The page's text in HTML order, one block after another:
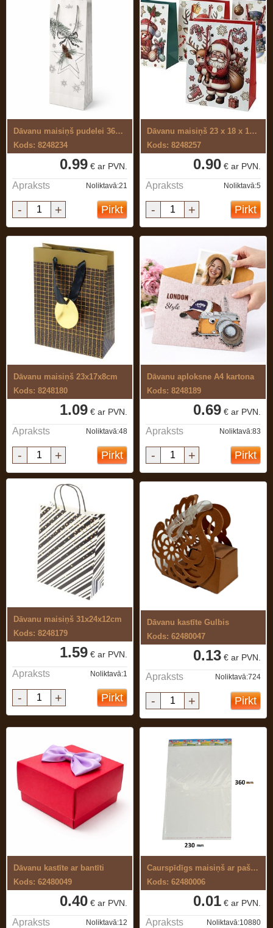
Dāvanu maisiņš pudelei 36x13x8 cm
Kods: 8248234
0.99 € ar PVN.
Apraksts Noliktavā:21
- + Pirkt
Dāvanu maisiņš 23 x 18 x 10 cm
Kods: 8248257
0.90 € ar PVN.
Apraksts Noliktavā:5
- + Pirkt
Dāvanu maisiņš 23x17x8cm
Kods: 8248180
1.09 € ar PVN.
Apraksts Noliktavā:48
- + Pirkt
Dāvanu aploksne A4 kartona
Kods: 8248189
0.69 € ar PVN.
Apraksts Noliktavā:83
- + Pirkt
Dāvanu maisiņš 31x24x12cm
Kods: 8248179
1.59 € ar PVN.
Apraksts Noliktavā:1
- + Pirkt
Dāvanu kastīte Gulbis
Kods: 62480047
0.13 € ar PVN.
Apraksts Noliktavā:724
- + Pirkt
Dāvanu kastīte ar bantīti
Kods: 62480049
0.40 € ar PVN.
Apraksts Noliktavā:12
Caurspīdīgs maisiņš ar pašlīmējošu joslu
Kods: 62480006
0.01 € ar PVN.
Apraksts Noliktavā:10880